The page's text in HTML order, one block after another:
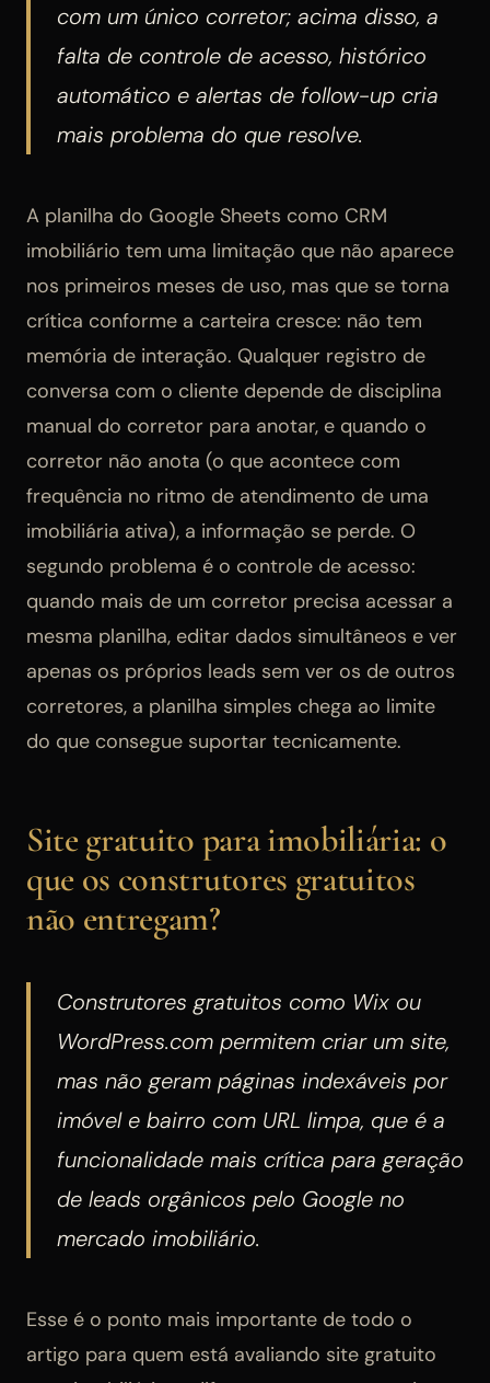
com um único corretor; acima disso, a
falta de controle de acesso, histórico
automático e alertas de follow-up cria
mais problema do que resolve.
A planilha do Google Sheets como CRM
imobiliário tem uma limitação que não aparece
nos primeiros meses de uso, mas que se torna
crítica conforme a carteira cresce: não tem
memória de interação. Qualquer registro de
conversa com o cliente depende de disciplina
manual do corretor para anotar, e quando o
corretor não anota (o que acontece com
frequência no ritmo de atendimento de uma
imobiliária ativa), a informação se perde. O
segundo problema é o controle de acesso:
quando mais de um corretor precisa acessar a
mesma planilha, editar dados simultâneos e ver
apenas os próprios leads sem ver os de outros
corretores, a planilha simples chega ao limite
do que consegue suportar tecnicamente.
Site gratuito para imobiliária: o
que os construtores gratuitos
não entregam?
Construtores gratuitos como Wix ou
WordPress.com permitem criar um site,
mas não geram páginas indexáveis por
imóvel e bairro com URL limpa, que é a
funcionalidade mais crítica para geração
de leads orgânicos pelo Google no
mercado imobiliário.
Esse é o ponto mais importante de todo o
artigo para quem está avaliando site gratuito